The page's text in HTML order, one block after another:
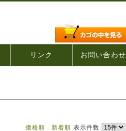
リンク お問い合わせ
価格順 新着順 表示件数